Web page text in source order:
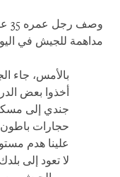
مداهمة للجيش في
بالأمس، جاء
أخذوا بعض
علينا هدم
لا تعود إلى